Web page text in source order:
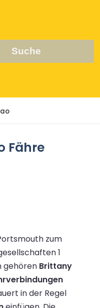
Suche
Fähre
zum
1
gehören Brittany
in der Regel